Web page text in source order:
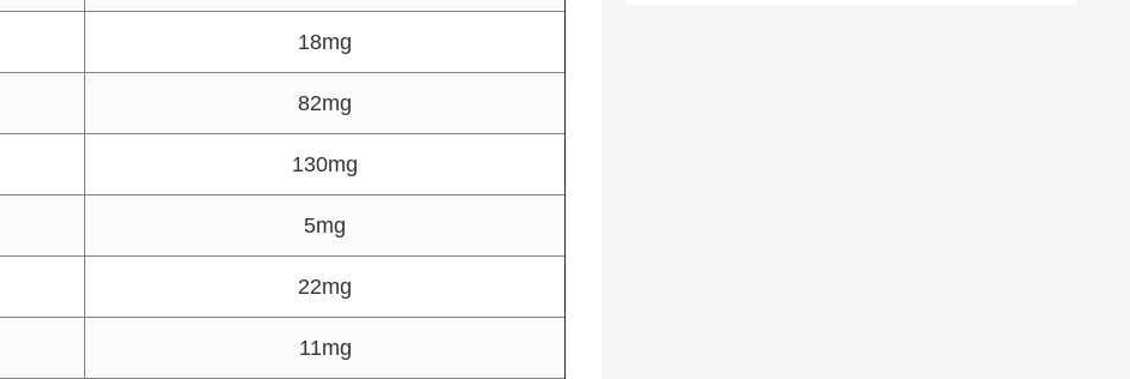
18mg
82mg
130mg
5mg
22mg
11mg